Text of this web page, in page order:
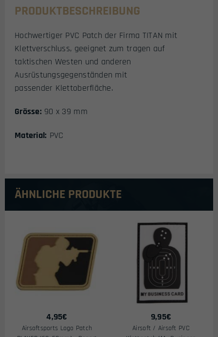
PRODUKTBESCHREIBUNG
Hochwertiger PVC Patch der Firma TITAN mit
Klettverschluss, geeignet zum tragen auf
taktischen Westen und anderen
Ausrüstungsgegenständen mit
passender Klettoberfläche.
Grösse: 90 x 39 mm
Material: PVC
ÄHNLICHE PRODUKTE
4,95€
Airsoftsports Logo Patch
9,95€
Airsoft / Airsoft PVC